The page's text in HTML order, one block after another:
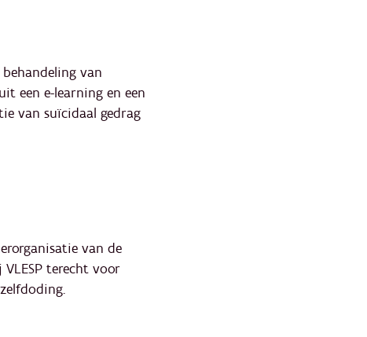
van
een e-learning en een
van suïcidaal gedrag
van de
terecht voor